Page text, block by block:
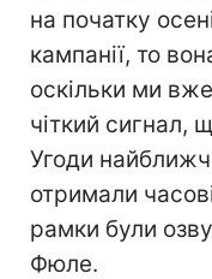
на початку
кампанії, то
оскільки ми
чіткий сигнал,
Угоди
отримали
рамки були
Фюле.